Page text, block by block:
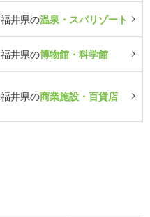
福井県の温泉・スパリゾート
福井県の博物館・科学館
福井県の商業施設・百貨店